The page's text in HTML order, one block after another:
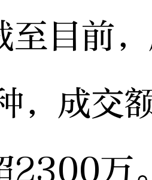
至目前
，成交
2300万